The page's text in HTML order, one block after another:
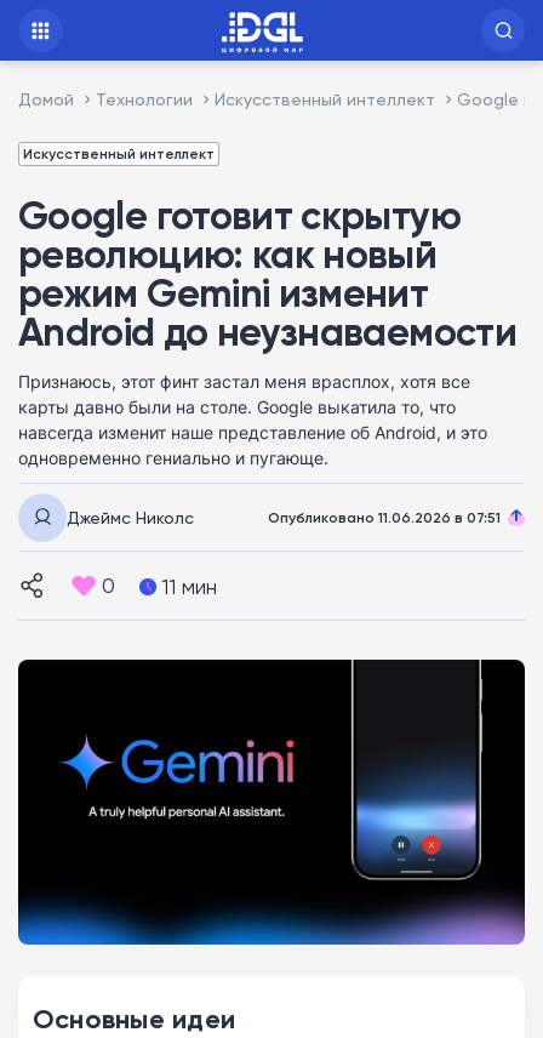
Домой Технологии Искусственный интеллект Google
Искусственный интеллект
Google готовит скрытую
революцию: как новый
режим Gemini изменит
Android до неузнаваемости
Признаюсь, этот финт застал меня врасплох, хотя все
карты давно были на столе. Google выкатила то, что
навсегда изменит наше представление об Android, и это
одновременно гениально и пугающе.
Джеймс Николс Опубликовано 11.06.2026 в 07:51
0 11 мин
Основные идеи